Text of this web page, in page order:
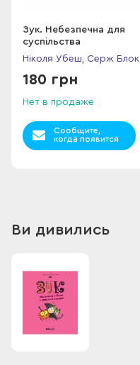
Зук. Небезпечна для
суспільства
Ніколя Убеш, Серж Блок
180 грн
Нет в продаже
Сообщите,
когда появится
Ви дивились